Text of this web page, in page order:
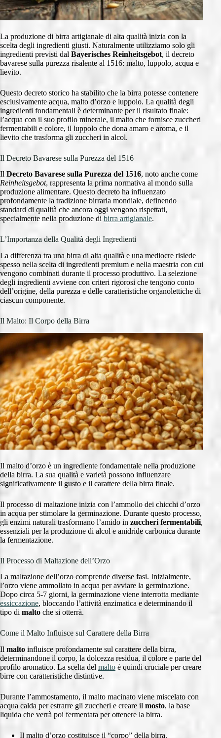
La produzione di birra artigianale di alta qualità inizia con la
scelta degli ingredienti giusti. Naturalmente utilizziamo solo gli
ingredienti previsti dal Bayerisches Reinheitsgebot, il decreto
bavarese sulla purezza risalente al 1516: malto, luppolo, acqua e
lievito.
Questo decreto storico ha stabilito che la birra potesse contenere
esclusivamente acqua, malto d’orzo e luppolo. La qualità degli
ingredienti fondamentali è determinante per il risultato finale:
l’acqua con il suo profilo minerale, il malto che fornisce zuccheri
fermentabili e colore, il luppolo che dona amaro e aroma, e il
lievito che trasforma gli zuccheri in alcol.
Il Decreto Bavarese sulla Purezza del 1516
Il Decreto Bavarese sulla Purezza del 1516, noto anche come
Reinheitsgebot, rappresenta la prima normativa al mondo sulla
produzione alimentare. Questo decreto ha influenzato
profondamente la tradizione birraria mondiale, definendo
standard di qualità che ancora oggi vengono rispettati,
specialmente nella produzione di birra artigianale.
L’Importanza della Qualità degli Ingredienti
La differenza tra una birra di alta qualità e una mediocre risiede
spesso nella scelta di ingredienti premium e nella maestria con cui
vengono combinati durante il processo produttivo. La selezione
degli ingredienti avviene con criteri rigorosi che tengono conto
dell’origine, della purezza e delle caratteristiche organolettiche di
ciascun componente.
Il Malto: Il Corpo della Birra
Il malto d’orzo è un ingrediente fondamentale nella produzione
della birra. La sua qualità e varietà possono influenzare
significativamente il gusto e il carattere della birra finale.
Il processo di maltazione inizia con l’ammollo dei chicchi d’orzo
in acqua per stimolare la germinazione. Durante questo processo,
gli enzimi naturali trasformano l’amido in zuccheri fermentabili,
essenziali per la produzione di alcol e anidride carbonica durante
la fermentazione.
Il Processo di Maltazione dell’Orzo
La maltazione dell’orzo comprende diverse fasi. Inizialmente,
l’orzo viene ammollato in acqua per avviare la germinazione.
Dopo circa 5-7 giorni, la germinazione viene interrotta mediante
essiccazione, bloccando l’attività enzimatica e determinando il
tipo di malto che si otterrà.
Come il Malto Influisce sul Carattere della Birra
Il malto influisce profondamente sul carattere della birra,
determinandone il corpo, la dolcezza residua, il colore e parte del
profilo aromatico. La scelta del malto è quindi cruciale per creare
birre con caratteristiche distintive.
Durante l’ammostamento, il malto macinato viene miscelato con
acqua calda per estrarre gli zuccheri e creare il mosto, la base
liquida che verrà poi fermentata per ottenere la birra.
Il malto d’orzo costituisce il “corpo” della birra.